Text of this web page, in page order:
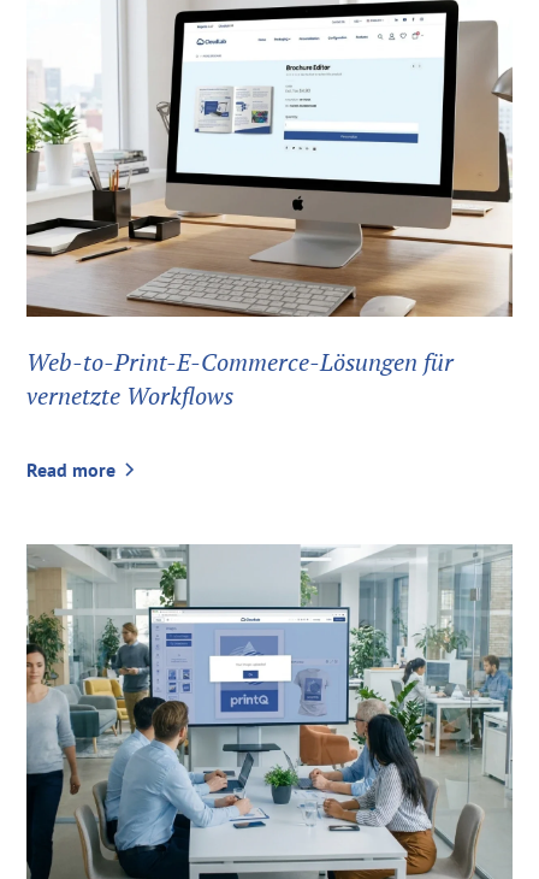
Web-to-Print-E-Commerce-Lösungen für
vernetzte Workflows
Read more